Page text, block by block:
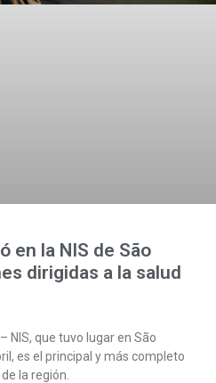
en la NIS de São
dirigidas a la salud
NIS, que tuvo lugar en São
es el principal y más completo
la región.